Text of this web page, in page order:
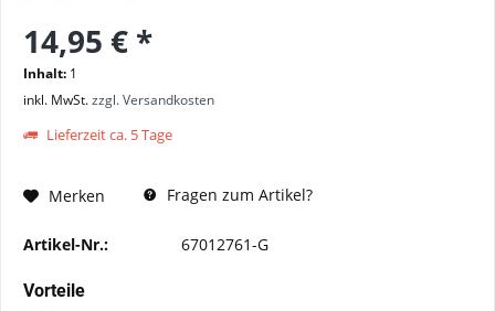
14,95 € *
Inhalt: 1
inkl. MwSt.zzgl. Versandkosten
Lieferzeit ca. 5 Tage
Merken Fragen zum Artikel?
Artikel-Nr.: 67012761-G
Vorteile